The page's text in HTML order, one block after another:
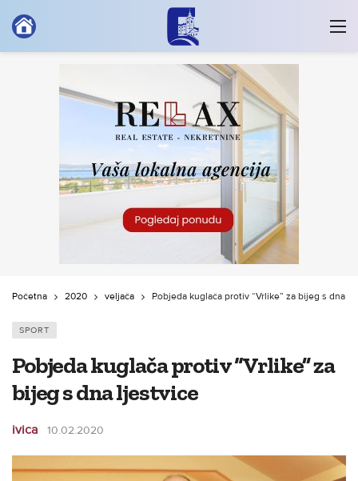
Početna 2020 veljača Pobjeda kuglača protiv “Vrlike” za bijeg s dna
SPORT
Pobjeda kuglača protiv “Vrlike” za
bijeg s dna ljestvice
ivica 10.02.2020